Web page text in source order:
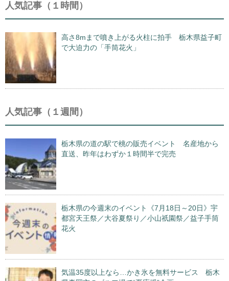
人気記事（１時間）
高さ8mまで噴き上がる火柱に拍手 栃木県益子町
で大迫力の「手筒花火」
人気記事（１週間）
栃木県の道の駅で桃の販売イベント 名産地から
直送、昨年はわずか１時間半で完売
栃木県の今週末のイベント《7月18日～20日》宇
都宮天王祭／大谷夏祭り／小山祇園祭／益子手筒
花火
気温35度以上なら…かき氷を無料サービス 栃木